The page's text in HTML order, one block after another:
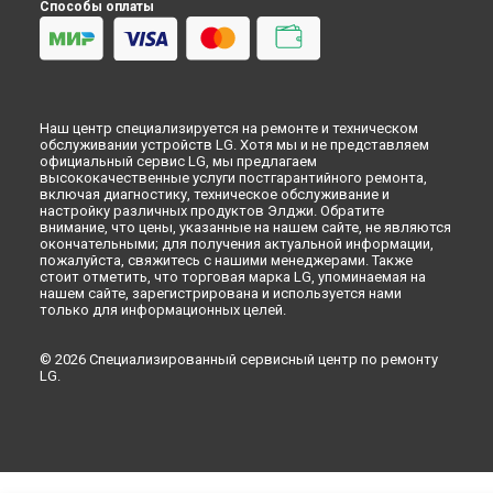
Способы оплаты
Наш центр специализируется на ремонте и техническом
обслуживании устройств LG. Хотя мы и не представляем
официальный сервис LG, мы предлагаем
высококачественные услуги постгарантийного ремонта,
включая диагностику, техническое обслуживание и
настройку различных продуктов Элджи. Обратите
внимание, что цены, указанные на нашем сайте, не являются
окончательными; для получения актуальной информации,
пожалуйста, свяжитесь с нашими менеджерами. Также
стоит отметить, что торговая марка LG, упоминаемая на
нашем сайте, зарегистрирована и используется нами
только для информационных целей.
© 2026 Специализированный сервисный центр по ремонту
LG.